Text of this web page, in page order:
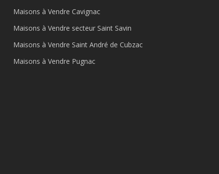
Maisons à Vendre Cavignac
Maisons à Vendre secteur Saint Savin
Maisons à Vendre Saint André de Cubzac
Maisons à Vendre Pugnac